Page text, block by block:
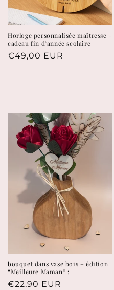
Horloge personnalisée maîtresse –
cadeau fin d’année scolaire
Prix
€49,00 EUR
bouquet dans vase bois – édition
“Meilleure Maman” :
Prix
€22,90 EUR